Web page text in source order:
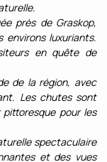
près de Graskop,
luxuriants.
en quête de
de la région, avec
Les chutes sont
pour les
spectaculaire
et des vues